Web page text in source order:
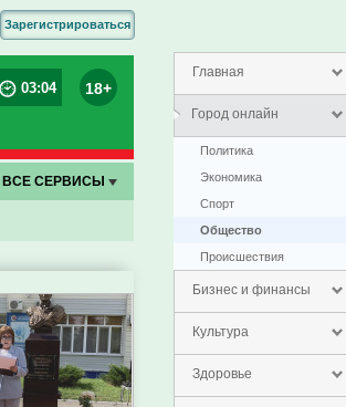
Главная
Город онлайн
Политика
Экономика
Спорт
Общество
Проиcшествия
Бизнес и финансы
Культура
Здоровье
Зарегистрироваться
03:04 18+
ВСЕ СЕРВИСЫ